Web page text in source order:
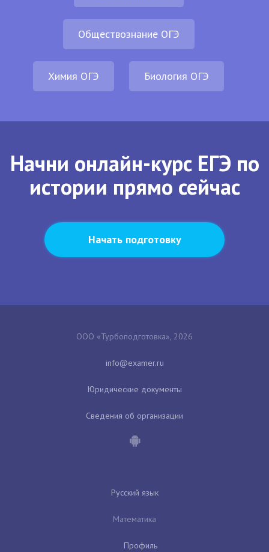
Обществознание ОГЭ
Химия ОГЭ Биология ОГЭ
Начни онлайн-курс ЕГЭ по
истории прямо сейчас
Начать подготовку
ООО «Турбоподготовка», 2026
Юридические документы
Сведения об организации
Русский язык
Математика
Профиль